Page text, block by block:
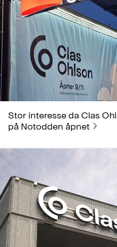
Stor interesse da Clas
på Notodden åpnet